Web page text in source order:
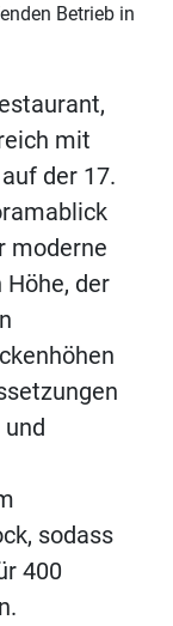
Betrieb in
mit
der 17.
moderne
der
sodass
400